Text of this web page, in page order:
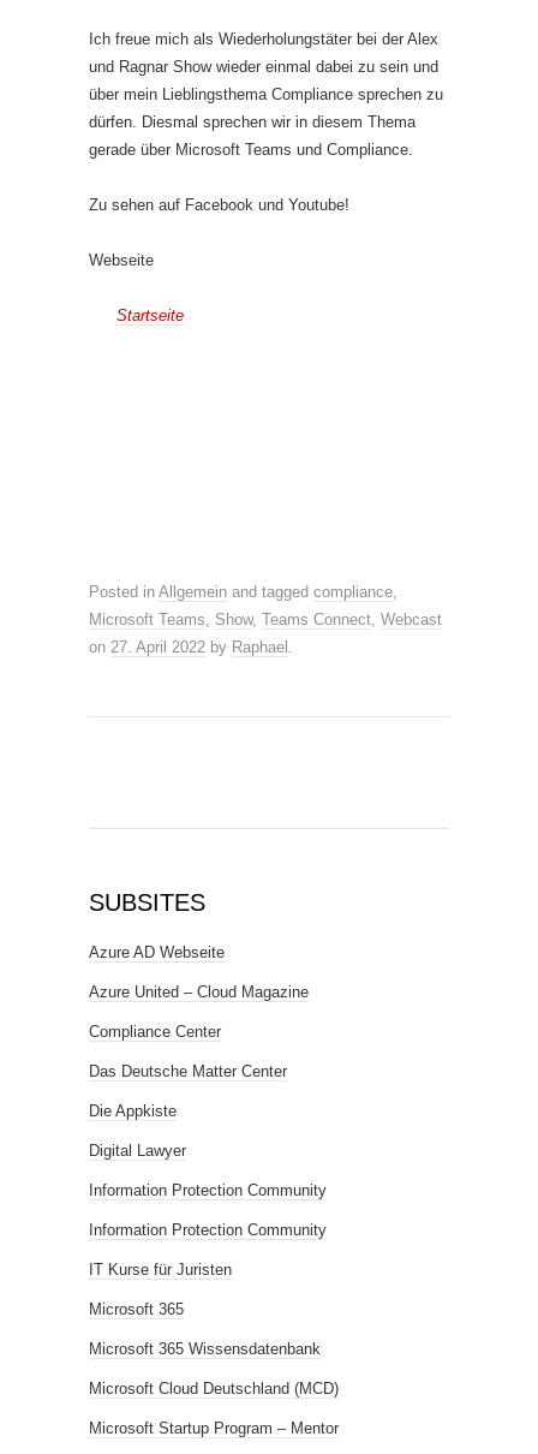
Ich freue mich als Wiederholungstäter bei der Alex
und Ragnar Show wieder einmal dabei zu sein und
über mein Lieblingsthema Compliance sprechen zu
dürfen. Diesmal sprechen wir in diesem Thema
gerade über Microsoft Teams und Compliance.
Zu sehen auf Facebook und Youtube!
Webseite
Startseite
Posted in Allgemein and tagged compliance,
Microsoft Teams, Show, Teams Connect, Webcast
on 27. April 2022 by Raphael .
SUBSITES
Azure AD Webseite
Azure United – Cloud Magazine
Compliance Center
Das Deutsche Matter Center
Die Appkiste
Digital Lawyer
Information Protection Community
Information Protection Community
IT Kurse für Juristen
Microsoft 365
Microsoft 365 Wissensdatenbank
Microsoft Cloud Deutschland (MCD)
Microsoft Startup Program – Mentor